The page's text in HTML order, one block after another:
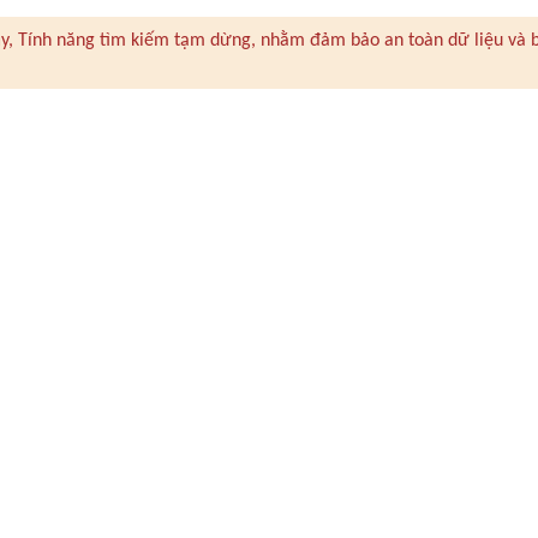
Tính năng tìm kiếm tạm dừng, nhằm đảm bảo an toàn dữ liệu và